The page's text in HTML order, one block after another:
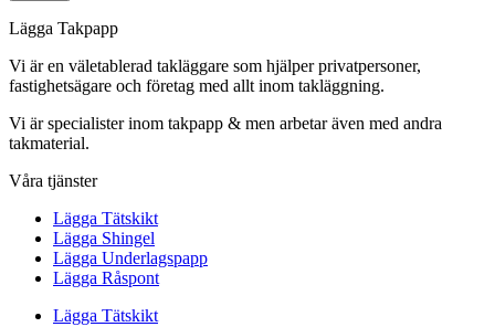
Lägga Takpapp
Vi är en väletablerad takläggare som hjälper privatpersoner,
fastighetsägare och företag med allt inom takläggning.
Vi är specialister inom takpapp & men arbetar även med andra
takmaterial.
Våra tjänster
Lägga Tätskikt
Lägga Shingel
Lägga Underlagspapp
Lägga Råspont
Lägga Tätskikt